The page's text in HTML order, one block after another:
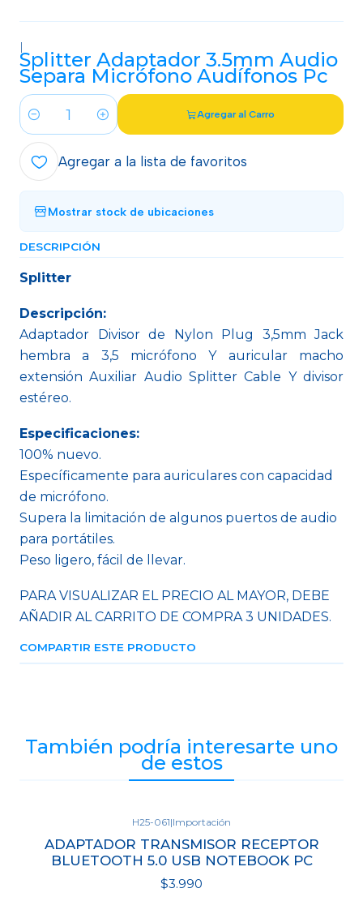
|
Splitter Adaptador 3.5mm Audio
Separa Micrófono Audífonos Pc
Cantidad
Agregar al Carro
Agregar a la lista de favoritos
Mostrar stock de ubicaciones
DESCRIPCIÓN
Splitter
Descripción:
Adaptador Divisor de Nylon Plug 3,5mm Jack
hembra a 3,5 micrófono Y auricular macho
extensión Auxiliar Audio Splitter Cable Y divisor
estéreo.
Especificaciones:
100% nuevo.
Específicamente para auriculares con capacidad
de micrófono.
Supera la limitación de algunos puertos de audio
para portátiles.
Peso ligero, fácil de llevar.
PARA VISUALIZAR EL PRECIO AL MAYOR, DEBE
AÑADIR AL CARRITO DE COMPRA 3 UNIDADES.
COMPARTIR ESTE PRODUCTO
También podría interesarte uno
de estos
H25-061|Importación
ADAPTADOR TRANSMISOR RECEPTOR
BLUETOOTH 5.0 USB NOTEBOOK PC
$3.990